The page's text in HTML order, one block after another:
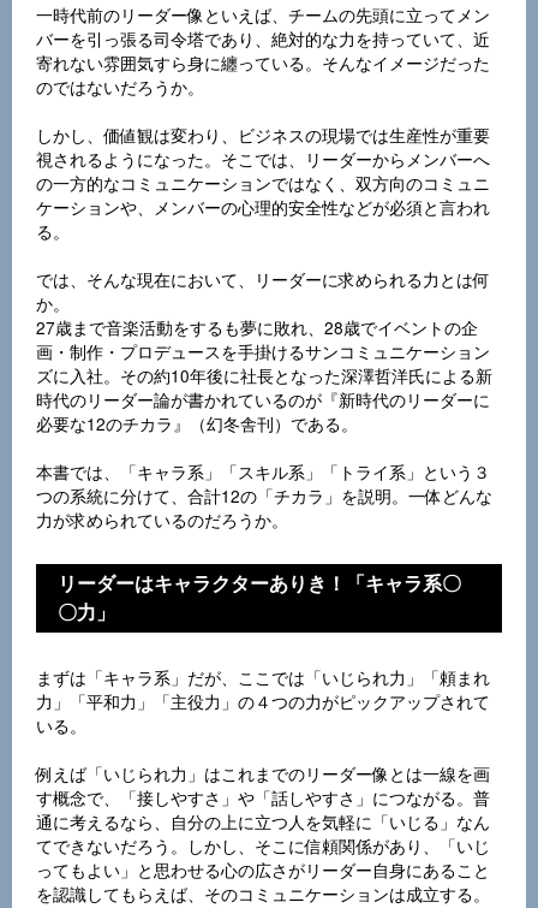
一時代前のリーダー像といえば、チームの先頭に立ってメン
バーを引っ張る司令塔であり、絶対的な力を持っていて、近
寄れない雰囲気すら身に纏っている。そんなイメージだった
のではないだろうか。
しかし、価値観は変わり、ビジネスの現場では生産性が重要
視されるようになった。そこでは、リーダーからメンバーへ
の一方的なコミュニケーションではなく、双方向のコミュニ
ケーションや、メンバーの心理的安全性などが必須と言われ
る。
では、そんな現在において、リーダーに求められる力とは何
か。
27歳まで音楽活動をするも夢に敗れ、28歳でイベントの企
画・制作・プロデュースを手掛けるサンコミュニケーション
ズに入社。その約10年後に社長となった深澤哲洋氏による新
時代のリーダー論が書かれているのが『新時代のリーダーに
必要な12のチカラ』（幻冬舎刊）である。
本書では、「キャラ系」「スキル系」「トライ系」という３
つの系統に分けて、合計12の「チカラ」を説明。一体どんな
力が求められているのだろうか。
リーダーはキャラクターありき！「キャラ系〇
〇力」
まずは「キャラ系」だが、ここでは「いじられ力」「頼まれ
力」「平和力」「主役力」の４つの力がピックアップされて
いる。
例えば「いじられ力」はこれまでのリーダー像とは一線を画
す概念で、「接しやすさ」や「話しやすさ」につながる。普
通に考えるなら、自分の上に立つ人を気軽に「いじる」なん
てできないだろう。しかし、そこに信頼関係があり、「いじ
ってもよい」と思わせる心の広さがリーダー自身にあること
を認識してもらえば、そのコミュニケーションは成立する。